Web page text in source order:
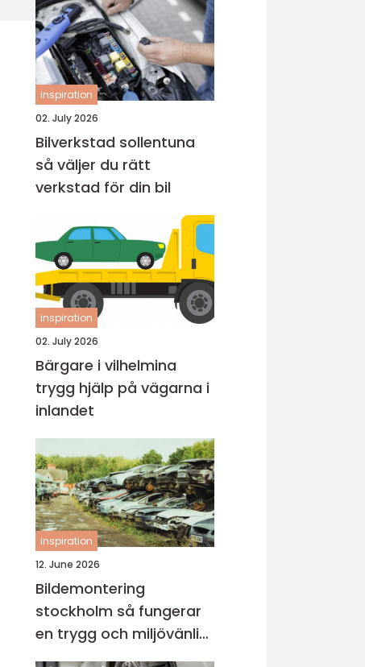
inspiration
02. July 2026
Bilverkstad sollentuna
så väljer du rätt
verkstad för din bil
inspiration
02. July 2026
Bärgare i vilhelmina
trygg hjälp på vägarna i
inlandet
inspiration
12. June 2026
Bildemontering
stockholm så fungerar
en trygg och miljövänlig
bilskrot